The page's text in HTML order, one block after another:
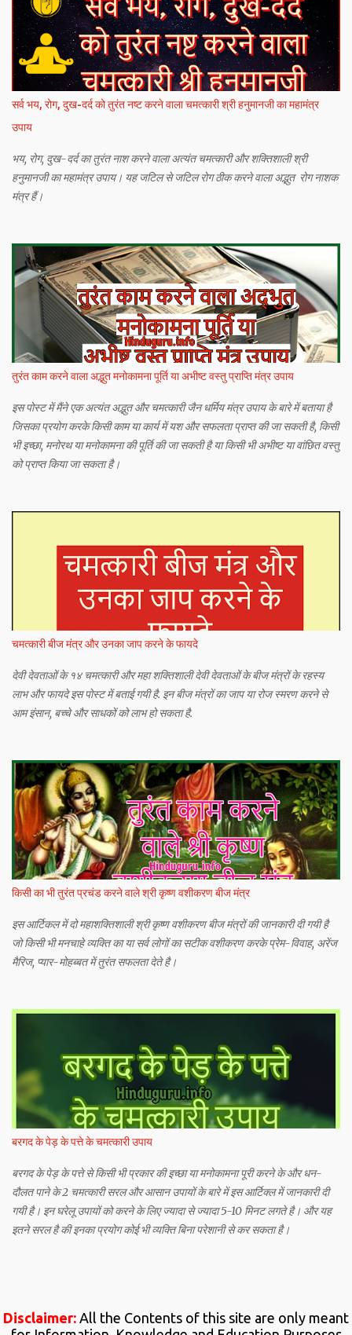
सर्व भय, रोग, दुख-दर्द को तुरंत नष्ट करने वाला चमत्कारी श्री हनुमानजी का महामंत्र
उपाय
भय, रोग, दुख-दर्द का तुरंत नाश करने वाला अत्यंत चमत्कारी और शक्तिशाली श्री
हनुमानजी का महामंत्र उपाय। यह जटिल से जटिल रोग ठीक करने वाला अद्भुत रोग नाशक
मंत्र हैं।
तुरंत काम करने वाला अद्भुत मनोकामना पूर्ति या अभीष्ट वस्तु प्राप्ति मंत्र उपाय
इस पोस्ट में मैंने एक अत्यंत अद्भुत और चमत्कारी जैन धर्मिय मंत्र उपाय के बारे में बताया है
जिसका प्रयोग करके किसी काम या कार्य में यश और सफलता प्राप्त की जा सकती है, किसी
भी इच्छा, मनोरथ या मनोकामना की पूर्ति की जा सकती है या किसी भी अभीष्ट या वांछित वस्तु
को प्राप्त किया जा सकता है।
चमत्कारी बीज मंत्र और उनका जाप करने के फायदे
देवी देवताओं के १४ चमत्कारी और महा शक्तिशाली देवी देवताओं के बीज मंत्रों के रहस्य
लाभ और फायदे इस पोस्ट में बताई गयी है. इन बीज मंत्रों का जाप या रोज स्मरण करने से
आम इंसान, बच्चे और साधकों को लाभ हो सकता है.
किसी का भी तुरंत प्रचंड करने वाले श्री कृष्ण वशीकरण बीज मंत्र
इस आर्टिकल में दो महाशक्तिशाली श्री कृष्ण वशीकरण बीज मंत्रों की जानकारी दी गयी है
जो किसी भी मनचाहे व्यक्ति का या सर्व लोगों का सटीक वशीकरण करके प्रेम-विवाह, अरेंज
मैरिज, प्यार-मोहब्बत में तुरंत सफलता देते है।
बरगद के पेड़ के पत्ते के चमत्कारी उपाय
बरगद के पेड़ के पत्ते से किसी भी प्रकार की इच्छा या मनोकामना पूरी करने के और धन-
दौलत पाने के 2 चमत्कारी सरल और आसान उपायों के बारे में इस आर्टिक्ल में जानकारी दी
गयी है। इन घरेलू उपायों को करने के लिए ज्यादा से ज्यादा 5-10 मिनट लगते है। और यह
इतने सरल है की इनका प्रयोग कोई भी व्यक्ति बिना परेशानी से कर सकता है।
Disclaimer: All the Contents of this site are only meant